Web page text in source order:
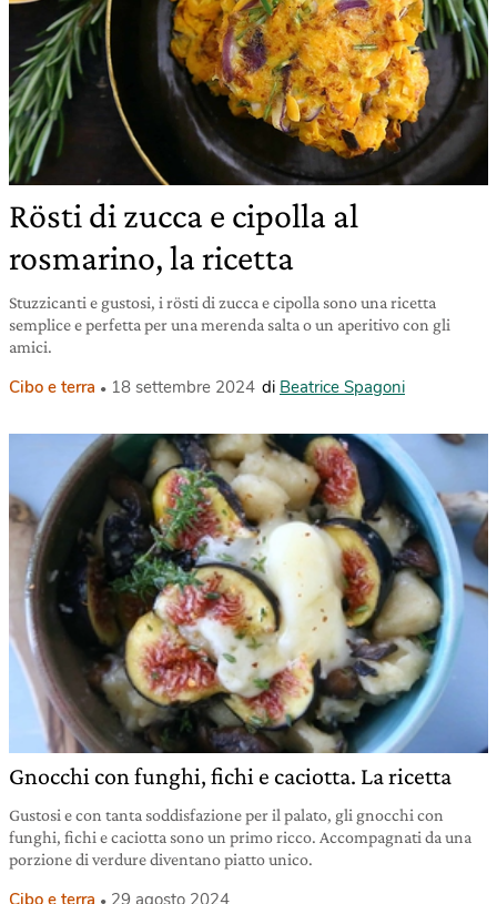
Rösti di zucca e cipolla al
rosmarino, la ricetta
Stuzzicanti e gustosi, i rösti di zucca e cipolla sono una ricetta
semplice e perfetta per una merenda salta o un aperitivo con gli
amici.
Cibo e terra 18 settembre 2024 di Beatrice Spagoni
Gnocchi con funghi, fichi e caciotta. La ricetta
Gustosi e con tanta soddisfazione per il palato, gli gnocchi con
funghi, fichi e caciotta sono un primo ricco. Accompagnati da una
porzione di verdure diventano piatto unico.